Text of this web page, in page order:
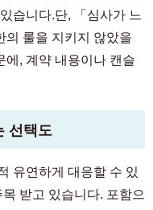
습니다.단, 「심사가 느
의 룰을 지키지 않았을
에, 계약 내용이나 캔슬
선택도
유연하게 대응할 수 있
받고 있습니다. 포함으